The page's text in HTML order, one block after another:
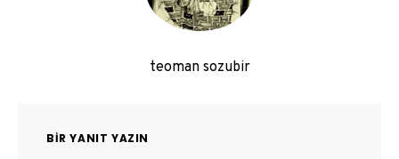
teoman sozubir
BIR YANIT YAZIN